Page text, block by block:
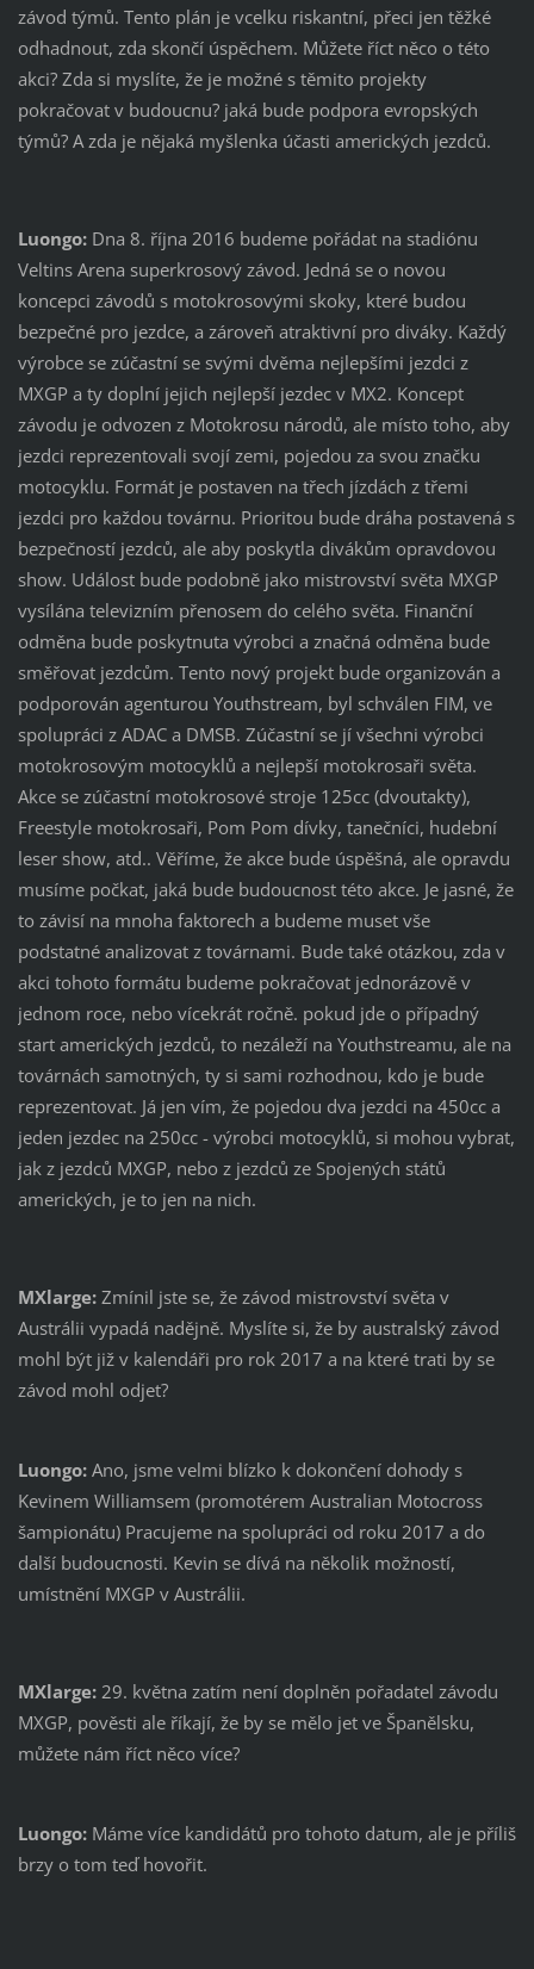
závod týmů. Tento plán je vcelku riskantní, přeci jen těžké
odhadnout, zda skončí úspěchem. Můžete říct něco o této
akci? Zda si myslíte, že je možné s těmito projekty
pokračovat v budoucnu? jaká bude podpora evropských
týmů? A zda je nějaká myšlenka účasti amerických jezdců.
Luongo: Dna 8. října 2016 budeme pořádat na stadiónu
Veltins Arena superkrosový závod. Jedná se o novou
koncepci závodů s motokrosovými skoky, které budou
bezpečné pro jezdce, a zároveň atraktivní pro diváky. Každý
výrobce se zúčastní se svými dvěma nejlepšími jezdci z
MXGP a ty doplní jejich nejlepší jezdec v MX2. Koncept
závodu je odvozen z Motokrosu národů, ale místo toho, aby
jezdci reprezentovali svojí zemi, pojedou za svou značku
motocyklu. Formát je postaven na třech jízdách z třemi
jezdci pro každou továrnu. Prioritou bude dráha postavená s
bezpečností jezdců, ale aby poskytla divákům opravdovou
show. Událost bude podobně jako mistrovství světa MXGP
vysílána televizním přenosem do celého světa. Finanční
odměna bude poskytnuta výrobci a značná odměna bude
směřovat jezdcům. Tento nový projekt bude organizován a
podporován agenturou Youthstream, byl schválen FIM, ve
spolupráci z ADAC a DMSB. Zúčastní se jí všechni výrobci
motokrosovým motocyklů a nejlepší motokrosaři světa.
Akce se zúčastní motokrosové stroje 125cc (dvoutakty),
Freestyle motokrosaři, Pom Pom dívky, tanečníci, hudební
leser show, atd.. Věříme, že akce bude úspěšná, ale opravdu
musíme počkat, jaká bude budoucnost této akce. Je jasné, že
to závisí na mnoha faktorech a budeme muset vše
podstatné analizovat z továrnami. Bude také otázkou, zda v
akci tohoto formátu budeme pokračovat jednorázově v
jednom roce, nebo vícekrát ročně. pokud jde o případný
start amerických jezdců, to nezáleží na Youthstreamu, ale na
továrnách samotných, ty si sami rozhodnou, kdo je bude
reprezentovat. Já jen vím, že pojedou dva jezdci na 450cc a
jeden jezdec na 250cc - výrobci motocyklů, si mohou vybrat,
jak z jezdců MXGP, nebo z jezdců ze Spojených států
amerických, je to jen na nich.
MXlarge: Zmínil jste se, že závod mistrovství světa v
Austrálii vypadá nadějně. Myslíte si, že by australský závod
mohl být již v kalendáři pro rok 2017 a na které trati by se
závod mohl odjet?
Luongo: Ano, jsme velmi blízko k dokončení dohody s
Kevinem Williamsem (promotérem Australian Motocross
šampionátu) Pracujeme na spolupráci od roku 2017 a do
další budoucnosti. Kevin se dívá na několik možností,
umístnění MXGP v Austrálii.
MXlarge: 29. května zatím není doplněn pořadatel závodu
MXGP, pověsti ale říkají, že by se mělo jet ve Španělsku,
můžete nám říct něco více?
Luongo:Máme více kandidátů pro tohoto datum, ale je příliš
brzy o tom teď hovořit.